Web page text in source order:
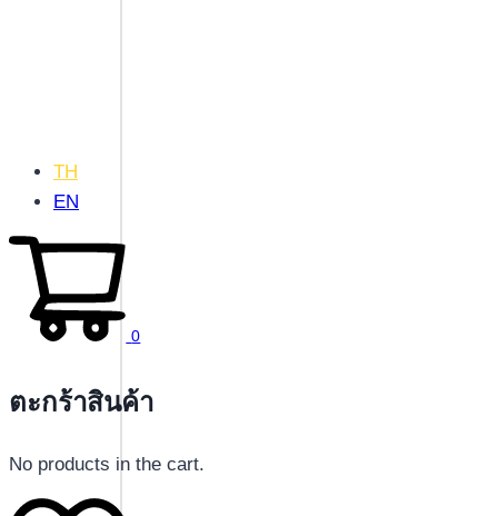
TH
EN
0
ตะกร้าสินค้า
No products in the cart.